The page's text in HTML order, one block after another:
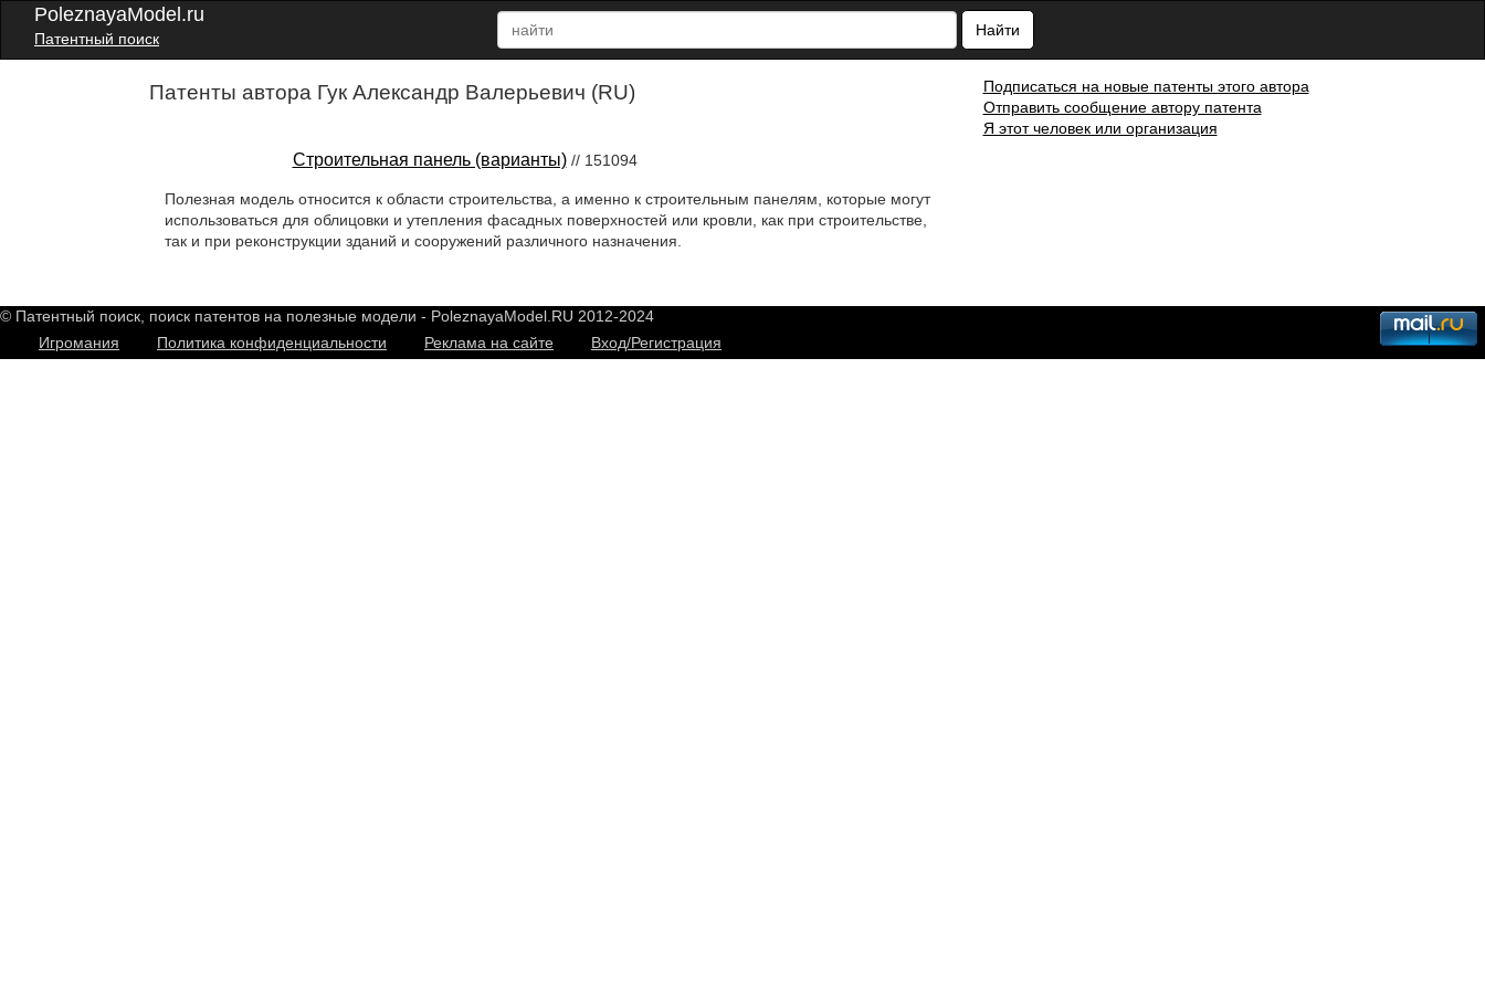
PoleznayaModel.ru
Патентный поиск
Найти
Патенты автора Гук Александр Валерьевич (RU)
Строительная панель (варианты)// 151094
Полезная модель относится к области строительства, а именно к строительным панелям, которые могут
использоваться для облицовки и утепления фасадных поверхностей или кровли, как при строительстве,
так и при реконструкции зданий и сооружений различного назначения.
Подписаться на новые патенты этого автора
Отправить сообщение автору патента
Я этот человек или организация
© Патентный поиск, поиск патентов на полезные модели - PoleznayaModel.RU 2012-2024
Игромания
Политика конфиденциальности Реклама на сайте Вход/Регистрация